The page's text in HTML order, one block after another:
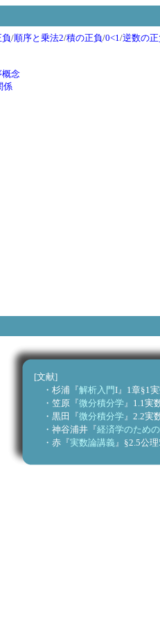
負/順序と乗法2/積の正負/0<1 /逆数の正
概念
係
[文献]
・杉浦『解析入門I』1章§1
・笠原『微分積分学』1.1実
・黒田『微分積分学』2.2実
・神谷浦井『経済学のため
・赤『実数論講義 』§2.5公